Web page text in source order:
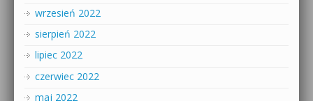
wrzesień 2022
sierpień 2022
lipiec 2022
czerwiec 2022
maj 2022